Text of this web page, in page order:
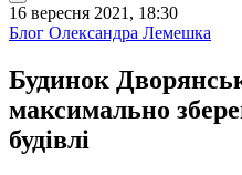
16 вересня 2021, 18:30
Блог Олександра Лемешка
Будинок
максимально
будівлі